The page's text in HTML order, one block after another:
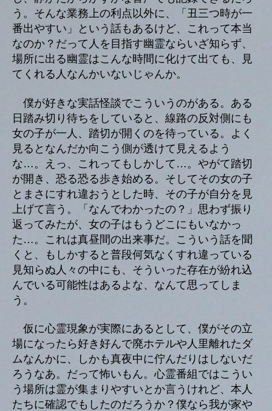
う。そんな業務上の利点以外に、「丑三つ時が一
番出やすい」という話もあるけど、これって本当
なのか？だって人を目指す幽霊ならいざ知らず、
場所に出る幽霊はこんな時間に化けて出ても、見
てくれる人なんかいないじゃんか。
僕が好きな実話怪談でこういうのがある。ある
日踏み切り待ちをしていると、線路の反対側にも
女の子が一人、踏切が開くのを待っている。よく
見るとなんだか向こう側が透けて見えるよう
な…。えっ、これってもしかして…。やがて踏切
が開き、恐る恐る歩き始める。そしてその女の子
とまさにすれ違おうとした時、その子が自分を見
上げて言う。「なんでわかったの？」思わず振り
返ってみたが、女の子はもうどこにもいなかっ
た…。これは真昼間の出来事だ。こういう話を聞
くと、もしかすると普段何気なくすれ違っている
見知らぬ人々の中にも、そういった存在が紛れ込
んでいる可能性はあるよな、なんて思ってしま
う。
仮に心霊現象が実際にあるとして、僕がその立
場になったら好き好んで廃ホテルや人里離れたダ
ムなんかに、しかも真夜中に佇んだりはしないだ
ろうなあ。だって怖いもん。心霊番組ではこうい
う場所は霊が集まりやすいとか言うけれど、本人
たちに確認でもしたのだろうか？僕なら我が家や